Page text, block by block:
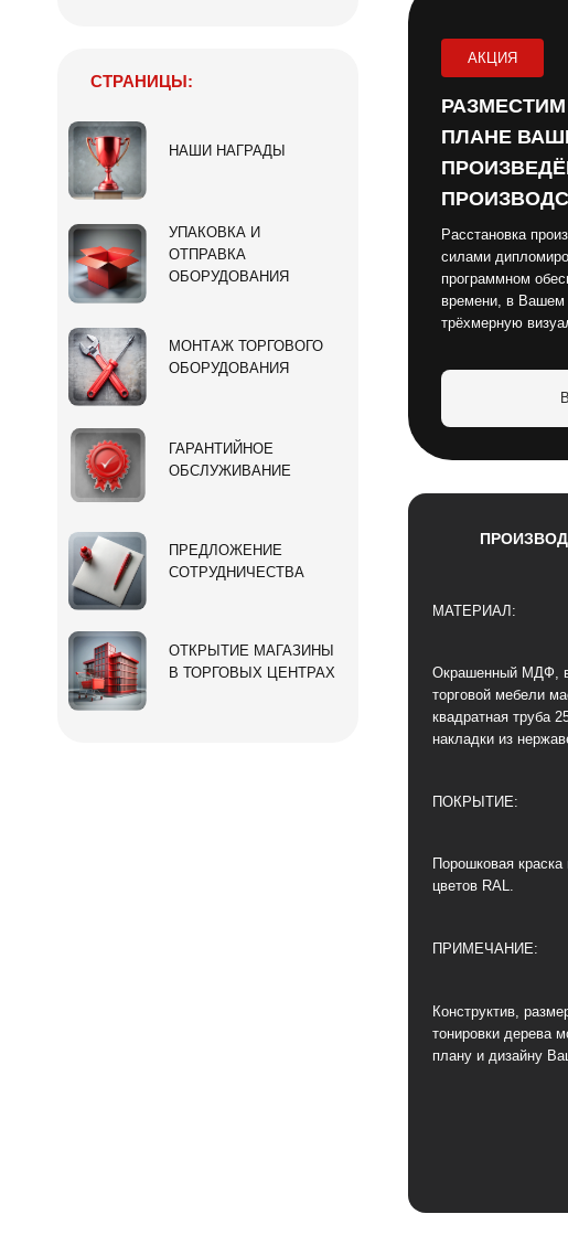
АКЦИЯ
ПЛАНЕ
Расстановка
силами
программном
времени, в Вашем
трёхмерную
МАТЕРИАЛ:
Окрашенный МДФ,
торговой мебели
квадратная труба
накладки из
ПОКРЫТИЕ:
Порошковая краска
цветов RAL.
ПРИМЕЧАНИЕ:
Конструктив,
тонировки дерева
плану и дизайну
СТРАНИЦЫ:
НАШИ НАГРАДЫ
УПАКОВКА И
ОТПРАВКА
ОБОРУДОВАНИЯ
МОНТАЖ ТОРГОВОГО
ОБОРУДОВАНИЯ
ГАРАНТИЙНОЕ
ОБСЛУЖИВАНИЕ
ПРЕДЛОЖЕНИЕ
СОТРУДНИЧЕСТВА
ОТКРЫТИЕ МАГАЗИНЫ
В ТОРГОВЫХ ЦЕНТРАХ